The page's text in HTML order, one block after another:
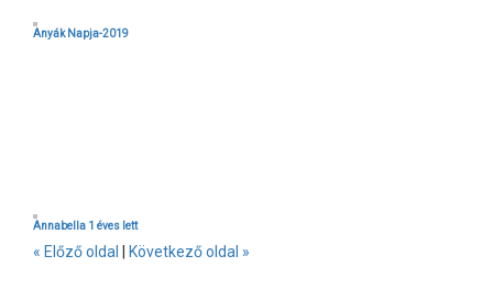
Anyák Napja-2019
Annabella 1 éves lett
« Előző oldal Következő oldal »